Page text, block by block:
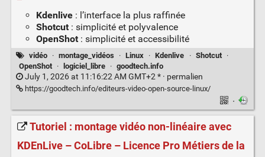
Kdenlive: l’interface la plus raffinée
Shotcut: simplicité et polyvalence
OpenShot: simplicité et accessibilité
vidéo · montage_vidéos · Linux · Kdenlive · Shotcut
·
OpenShot
· logiciel_libre · goodtech.info
July 1, 2026 at 11:16:22 AM GMT+2 * · permalien
https://goodtech.info/editeurs-video-open-source-linux/
·
Tutoriel : montage vidéo non-linéaire avec
KDEnLive – CoLibre – Licence Pro Métiers de la